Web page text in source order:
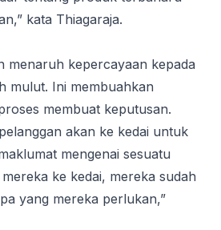
kata Thiagaraja.
menaruh kepercayaan kepada
mulut. Ini membuahkan
membuat keputusan.
akan ke kedai untuk
mengenai sesuatu
ke kedai, mereka sudah
yang mereka perlukan,”